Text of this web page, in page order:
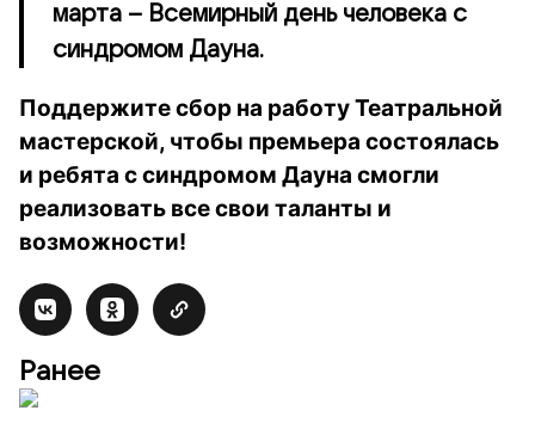
марта – Всемирный день человека с
синдромом Дауна.
Поддержите сбор на работу Театральной
мастерской, чтобы премьера состоялась
и ребята с синдромом Дауна смогли
реализовать все свои таланты и
возможности!
Ранее